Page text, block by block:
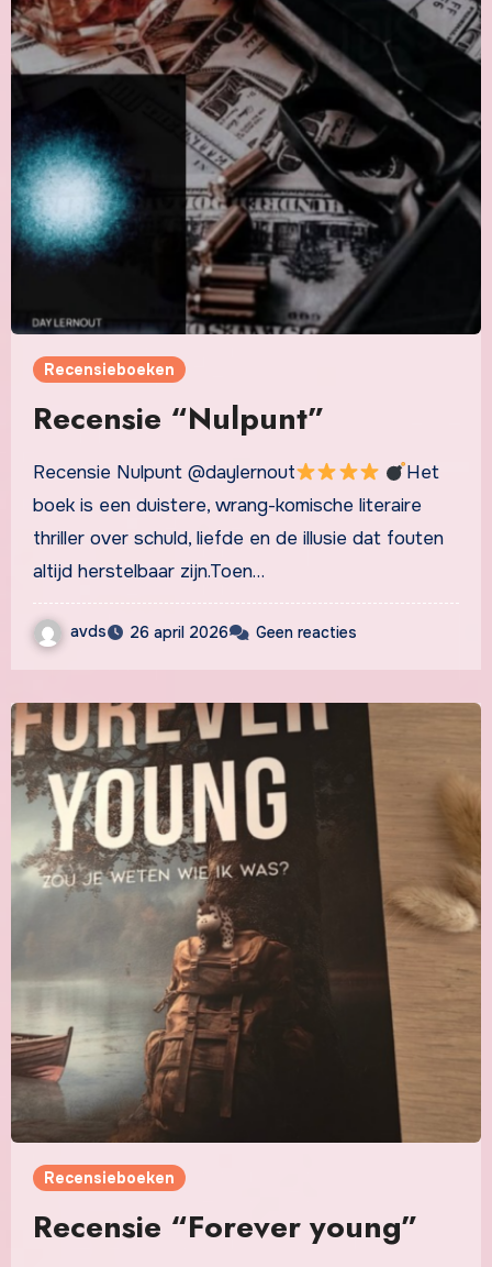
Recensieboeken
Recensie “Nulpunt”
Recensie Nulpunt @daylernout
Het
boek is een duistere, wrang-komische literaire
thriller over schuld, liefde en de illusie dat fouten
altijd herstelbaar zijn.Toen…
avds 26 april 2026 Geen reacties
Recensieboeken
Recensie “Forever young”